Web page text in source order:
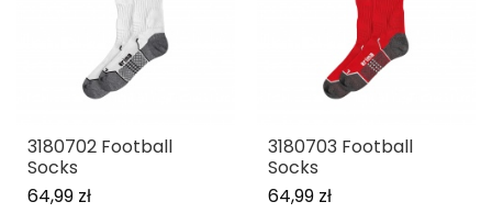
3180702 Football
Socks
64,99 zł
3180703 Football
Socks
64,99 zł